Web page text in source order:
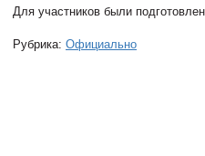
Для участников были
Рубрика: Официально